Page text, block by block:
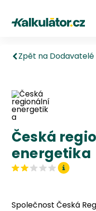
Kalkulátor.cz
Zpět na
Česká
energetika
Společnost Česká